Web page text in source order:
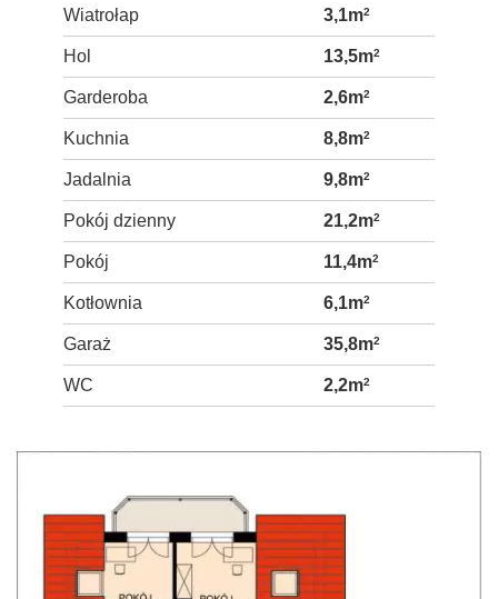
Wiatrołap 3,1m2
Hol 13,5m2
Garderoba 2,6m2
Kuchnia 8,8m2
Jadalnia 9,8m2
Pokój dzienny 21,2m2
Pokój 11,4m2
Kotłownia 6,1m2
Garaż 35,8m2
WC 2,2m2